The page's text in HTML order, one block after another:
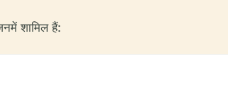
शामिल हैं: